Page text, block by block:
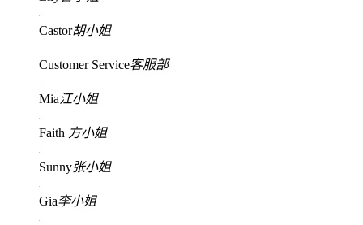
Castor胡小姐
Customer Service客服部
Mia江小姐
Faith 方小姐
Sunny张小姐
Gia李小姐